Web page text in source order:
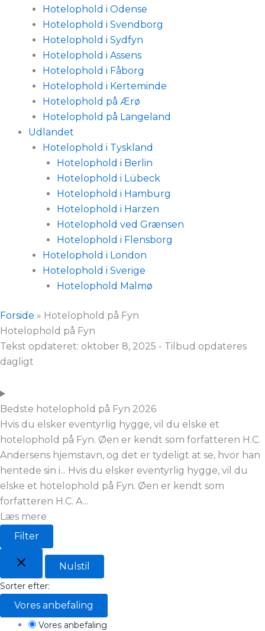
Hotelophold i Odense
Hotelophold i Svendborg
Hotelophold i Sydfyn
Hotelophold i Assens
Hotelophold i Fåborg
Hotelophold i Kerteminde
Hotelophold på Ærø
Hotelophold på Langeland
Udlandet
Hotelophold i Tyskland
Hotelophold i Berlin
Hotelophold i Lübeck
Hotelophold i Hamburg
Hotelophold i Harzen
Hotelophold ved Grænsen
Hotelophold i Flensborg
Hotelophold i London
Hotelophold i Sverige
Hotelophold Malmø
Forside » Hotelophold på Fyn
Hotelophold på Fyn
Tekst opdateret: oktober 8, 2025 - Tilbud opdateres
dagligt
Bedste hotelophold på Fyn 2026
Hvis du elsker eventyrlig hygge, vil du elske et
hotelophold på Fyn. Øen er kendt som forfatteren H.C.
Andersens hjemstavn, og det er tydeligt at se, hvor han
hentede sin i... Hvis du elsker eventyrlig hygge, vil du
elske et hotelophold på Fyn. Øen er kendt som
forfatteren H.C. A...
Læs mere
Filter
Nulstil
Sorter efter:
Vores anbefaling
Vores anbefaling